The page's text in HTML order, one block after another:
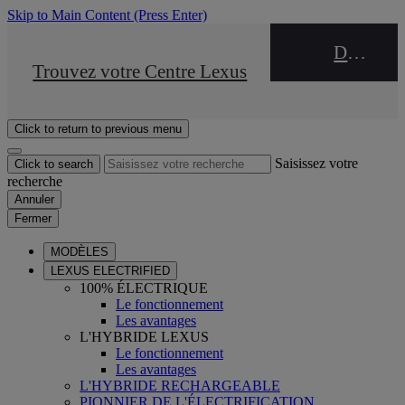
Skip to Main Content (Press Enter)
STOP DRIVE Takata
Trouvez votre Centre Lexus
DEALER NAME
Click to return to previous menu
Click to search
Saisissez votre
recherche
Annuler
Fermer
MODÈLES
LEXUS ELECTRIFIED
100% ÉLECTRIQUE
Le fonctionnement
Les avantages
L'HYBRIDE LEXUS
Le fonctionnement
Les avantages
L'HYBRIDE RECHARGEABLE
PIONNIER DE L'ÉLECTRIFICATION